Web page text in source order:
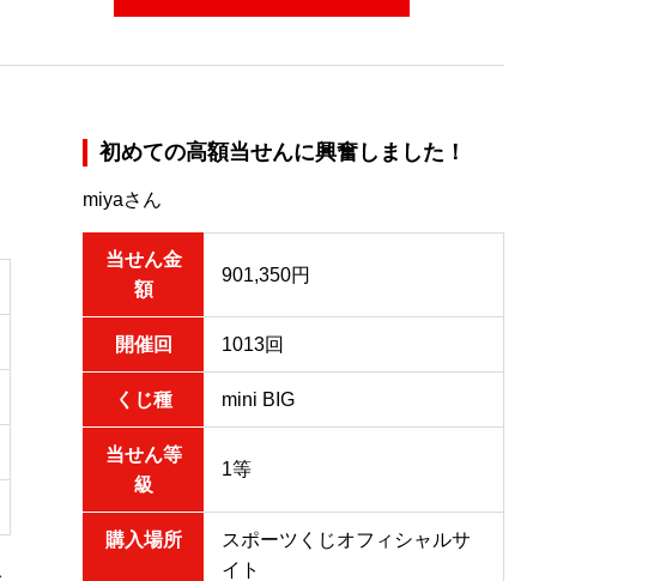
初めての高額当せんに興奮しました！
miyaさん
当せん金
額
901,350円
開催回 1013回
くじ種 mini BIG
当せん等
級
1等
購入場所
スポーツくじオフィシャルサ
イト